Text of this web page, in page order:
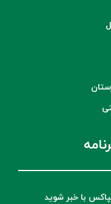
با خبر شوید